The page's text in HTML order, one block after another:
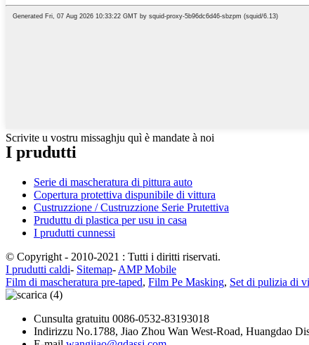
Scrivite u vostru missaghju quì è mandate à noi
I prudutti
Serie di mascheratura di pittura auto
Copertura protettiva dispunibile di vittura
Custruzzione / Custruzzione Serie Prutettiva
Pruduttu di plastica per usu in casa
I prudutti cunnessi
© Copyright - 2010-2021 : Tutti i diritti riservati.
I prudutti caldi- Sitemap- AMP Mobile
Film di mascheratura pre-taped, Film Pe Masking, Set di pulizia di
Cunsulta gratuitu 0086-0532-83193018
Indirizzu No.1788, Jiao Zhou Wan West-Road, Huangdao